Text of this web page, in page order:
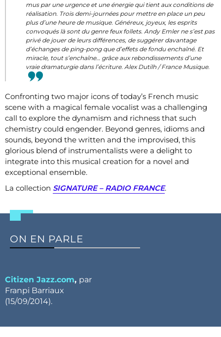
mus par une urgence et une énergie qui tient aux conditions de
réalisation. Trois demi-journées pour mettre en place un peu
plus d’une heure de musique. Généreux, joyeux, les esprits
convoqués là sont du genre feux follets. Andy Emler ne s’est pas
privé de jouer de leurs différences, de suggérer davantage
d’échanges de ping-pong que d’effets de fondu enchaîné. Et
miracle, tout s’enchaîne… grâce aux rebondissements d’une
vraie dramaturgie dans l’écriture. Alex Dutilh / France Musique.
Confronting two major icons of today’s French music
scene with a magical female vocalist was a challenging
call to explore the dynamism and richness that such
chemistry could engender. Beyond genres, idioms and
sounds, beyond the written and the improvised, this
glorious blend of instrumentalists were a delight to
integrate into this musical creation for a novel and
exceptional ensemble.
La collection SIGNATURE – RADIO FRANCE.
ON EN PARLE
Citizen Jazz.com, par
Franpi Barriaux
(15/09/2014).